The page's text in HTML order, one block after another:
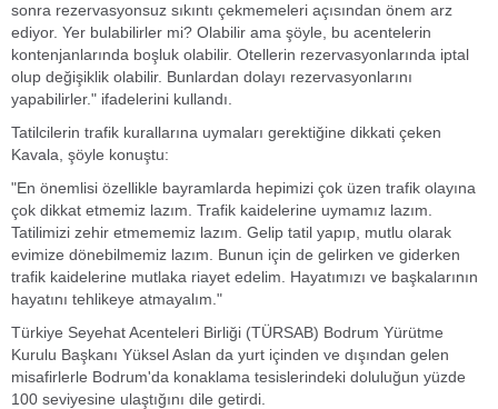
sonra rezervasyonsuz sıkıntı çekmemeleri açısından önem arz
ediyor. Yer bulabilirler mi? Olabilir ama şöyle, bu acentelerin
kontenjanlarında boşluk olabilir. Otellerin rezervasyonlarında iptal
olup değişiklik olabilir. Bunlardan dolayı rezervasyonlarını
yapabilirler." ifadelerini kullandı.
Tatilcilerin trafik kurallarına uymaları gerektiğine dikkati çeken
Kavala, şöyle konuştu:
"En önemlisi özellikle bayramlarda hepimizi çok üzen trafik olayına
çok dikkat etmemiz lazım. Trafik kaidelerine uymamız lazım.
Tatilimizi zehir etmememiz lazım. Gelip tatil yapıp, mutlu olarak
evimize dönebilmemiz lazım. Bunun için de gelirken ve giderken
trafik kaidelerine mutlaka riayet edelim. Hayatımızı ve başkalarının
hayatını tehlikeye atmayalım."
Türkiye Seyehat Acenteleri Birliği (TÜRSAB) Bodrum Yürütme
Kurulu Başkanı Yüksel Aslan da yurt içinden ve dışından gelen
misafirlerle Bodrum'da konaklama tesislerindeki doluluğun yüzde
100 seviyesine ulaştığını dile getirdi.